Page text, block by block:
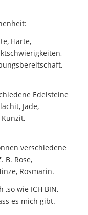
Härte,
Edelsteine
Jade,
verschiedene
B. Rose,
Rosmarin.
wie ICH BIN,
es mich gibt.